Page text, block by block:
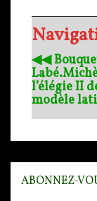
◀︎◀︎
Labé.
l’élégie II
modèle
ABONNEZ-